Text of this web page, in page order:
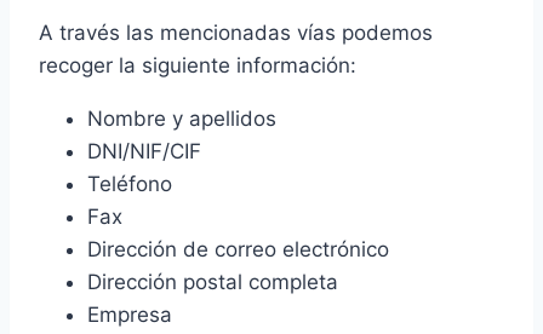
A través las mencionadas vías podemos
recoger la siguiente información:
Nombre y apellidos
DNI/NIF/CIF
Teléfono
Fax
Dirección de correo electrónico
Dirección postal completa
Empresa